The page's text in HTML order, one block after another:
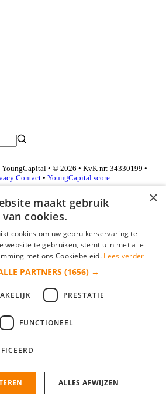
• © 2026 • KvK nr: 34330199 •
Contact • YoungCapital score
zo gevonden!
×
maakt gebruik
van cookies.
cookies om uw gebruikerservaring te
website te gebruiken, stemt u in met alle
met ons Cookiebeleid. Lees verder
PARTNERS (1656) →
PRESTATIE
FUNCTIONEEL
ALLES AFWIJZEN